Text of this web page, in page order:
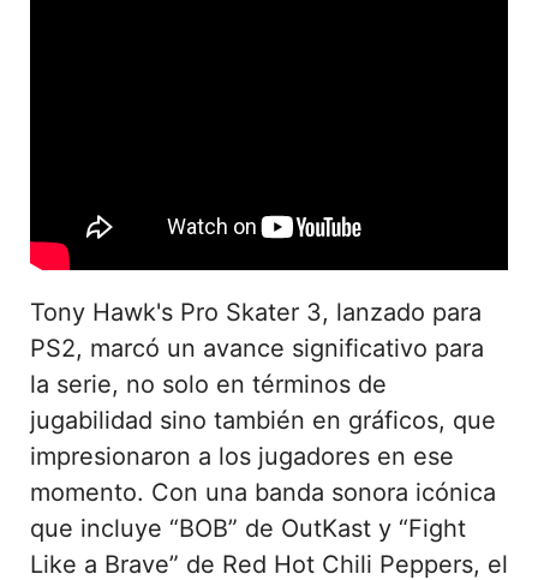
Tony Hawk's Pro Skater 3, lanzado para
PS2, marcó un avance significativo para
la serie, no solo en términos de
jugabilidad sino también en gráficos, que
impresionaron a los jugadores en ese
momento. Con una banda sonora icónica
que incluye “BOB” de OutKast y “Fight
Like a Brave” de Red Hot Chili Peppers, el